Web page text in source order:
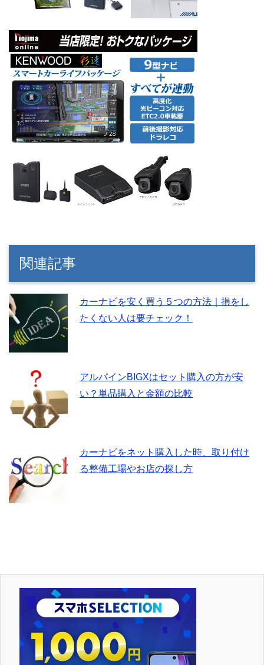
関連記事
カーナビを安く買う５つの方法｜損をし
たくない人は要チェック！
アルパインBIGXはセット購入の方が安
い？単品購入と金額の比較
カーナビをネット購入した時、取り付け
る整備工場やお店の探し方